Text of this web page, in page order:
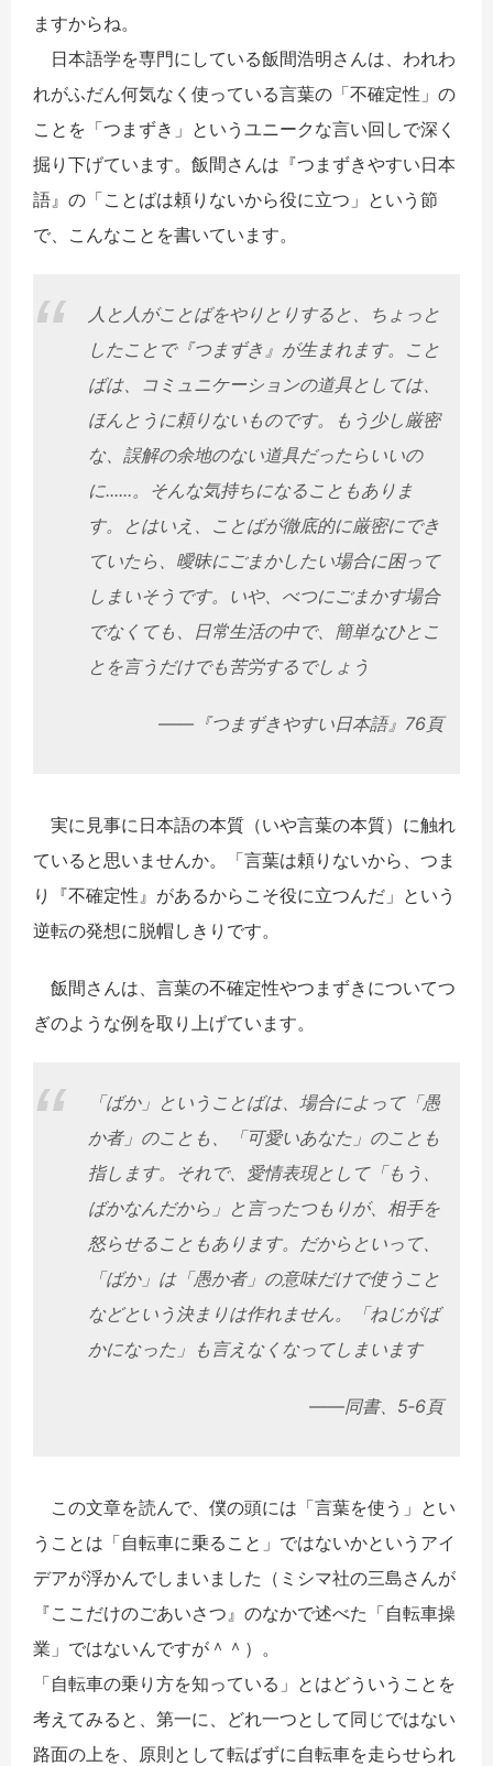
ますからね。
日本語学を専門にしている飯間浩明さんは、われわ
れがふだん何気なく使っている言葉の「不確定性」の
ことを「つまずき」というユニークな言い回しで深く
掘り下げています。飯間さんは『つまずきやすい日本
語』の「ことばは頼りないから役に立つ」という節
で、こんなことを書いています。
人と人がことばをやりとりすると、ちょっと
したことで『つまずき』が生まれます。こと
ばは、コミュニケーションの道具としては、
ほんとうに頼りないものです。もう少し厳密
な、誤解の余地のない道具だったらいいの
に......。そんな気持ちになることもありま
す。とはいえ、ことばが徹底的に厳密にでき
ていたら、曖昧にごまかしたい場合に困って
しまいそうです。いや、べつにごまかす場合
でなくても、日常生活の中で、簡単なひとこ
とを言うだけでも苦労するでしょう
――『つまずきやすい日本語』76頁
実に見事に日本語の本質（いや言葉の本質）に触れ
ていると思いませんか。「言葉は頼りないから、つま
り『不確定性』があるからこそ役に立つんだ」という
逆転の発想に脱帽しきりです。
飯間さんは、言葉の不確定性やつまずきについてつ
ぎのような例を取り上げています。
「ばか」ということばは、場合によって「愚
か者」のことも、「可愛いあなた」のことも
指します。それで、愛情表現として「もう、
ばかなんだから」と言ったつもりが、相手を
怒らせることもあります。だからといって、
「ばか」は「愚か者」の意味だけで使うこと
などという決まりは作れません。「ねじがば
かになった」も言えなくなってしまいます
――同書、5‐6頁
この文章を読んで、僕の頭には「言葉を使う」とい
うことは「自転車に乗ること」ではないかというアイ
デアが浮かんでしまいました（ミシマ社の三島さんが
『ここだけのごあいさつ』のなかで述べた「自転車操
業」ではないんですが＾＾）。
「自転車の乗り方を知っている」とはどういうことを
考えてみると、第一に、どれ一つとして同じではない
路面の上を、原則として転ばずに自転車を走らせられ